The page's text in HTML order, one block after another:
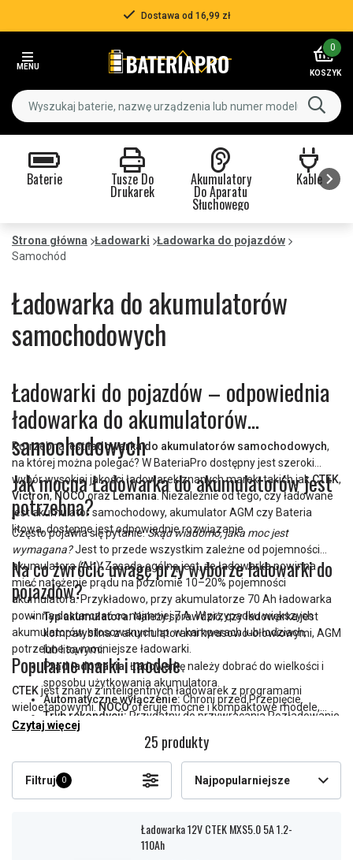
Ponad 500 000 klientów
MENU
0
KOSZYK
Baterie Tusze Do
Drukarek
Akumulatory
Do Aparatu
Słuchowego
Kable
Strona główna Ładowarki
Ładowarka do pojazdów
Samochód
Ładowarka do akumulatorów
samochodowych
Ładowarki do pojazdów – odpowiednia
ładowarka do akumulatorów
samochodowych
Potrzebna jestładowarka do akumulatorów samochodowych,
na której można polegać? W BateriaPro dostępny jest szeroki
wybór wysokiej jakości ładowarek znanych marek, takich jakCTEK,
Victron,NOCOorazLemania. Niezależnie od tego, czy ładowane
jest akumulator samochodowy, akumulator AGM czy Bateria
litowa, dostępne jest odpowiednie rozwiązanie.
Jak mocna Ładowarka do akumulatorów jest
potrzebna?
Często pojawia się pytanie:Skąd wiadomo, jaka moc jest
wymagana?Jest to przede wszystkim zależne od pojemności
akumulatora (Ah). Zasadą ogólną jest, że ładowarka powinna
mieć natężenie prądu na poziomie 10–20% pojemności
akumulatora. Przykładowo, przy akumulatorze 70 Ah ładowarka
powinna dostarczać co najmniej 7 A. W przypadku większych
akumulatorów, stosowanych np. w kamperach lub łodziach,
potrzebne są mocniejsze ładowarki.
Na co zwrócić uwagę przy wyborze ładowarki do
pojazdów?
Typ akumulatora:Należy sprawdzić, czy ładowarka jest
kompatybilna z akumulatorami kwasowo-ołowiowymi, AGM
lub litowymi.
Prąd ładowania:Ładowarkę należy dobrać do wielkości i
sposobu użytkowania akumulatora.
Automatyczne wyłączenie: Chroni przed Przepięcie.
Tryb rekondycji: Przydatny do przywracania Rozładowanie
akumulatorów.
Popularne marki i modele
CTEKjest znany z inteligentnych ładowarek z programami
wieloetapowymi.NOCOoferuje mocne i kompaktowe modele,
często z funkcją boostera rozruchowego.
zaawansowane ładowarki do zastosowań morskich i
warsztatach.
Czytaj więcej
25 produkty
Filtruj 0 Najpopularniejsze
Ładowarka 12V CTEK MXS5.0 5A 1.2-
110Ah